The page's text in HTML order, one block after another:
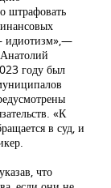
штрафовать
идиотизм»,—
году был
«К
в суд, и
что